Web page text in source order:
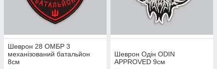
Шеврон 28 ОМБР 3
механізований батальйон
8см
Шеврон Одін ODIN
APPROVED 9см